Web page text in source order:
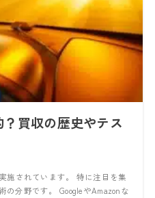
買収の歴史やテス
施されています。 特に注目を集
分野です。 GoogleやAmazonな